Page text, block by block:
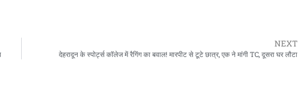
NEXT
देहरादून के स्पोर्ट्स कॉलेज में रैगिंग का बवाल! मारपीट से टूटे छात्र, एक ने मांगी TC, दूसरा घर लौटा